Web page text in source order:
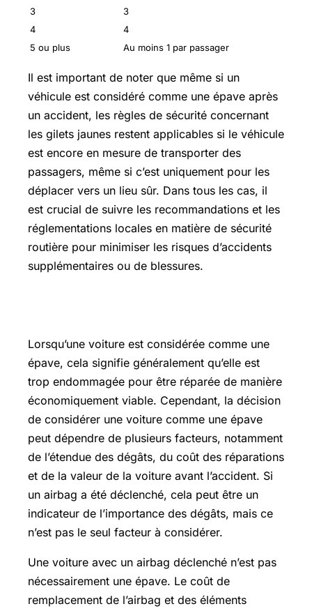
3
3
4
4
5 ou plus
Au moins 1 par passager
Il est important de noter que même si un
véhicule est considéré comme une épave après
un accident, les règles de sécurité concernant
les gilets jaunes restent applicables si le véhicule
est encore en mesure de transporter des
passagers, même si c’est uniquement pour les
déplacer vers un lieu sûr. Dans tous les cas, il
est crucial de suivre les recommandations et les
réglementations locales en matière de sécurité
routière pour minimiser les risques d’accidents
supplémentaires ou de blessures.
Lorsqu’une voiture est considérée comme une
épave, cela signifie généralement qu’elle est
trop endommagée pour être réparée de manière
économiquement viable. Cependant, la décision
de considérer une voiture comme une épave
peut dépendre de plusieurs facteurs, notamment
de l’étendue des dégâts, du coût des réparations
et de la valeur de la voiture avant l’accident. Si
un airbag a été déclenché, cela peut être un
indicateur de l’importance des dégâts, mais ce
n’est pas le seul facteur à considérer.
Une voiture avec un airbag déclenché n’est pas
nécessairement une épave. Le coût de
remplacement de l’airbag et des éléments